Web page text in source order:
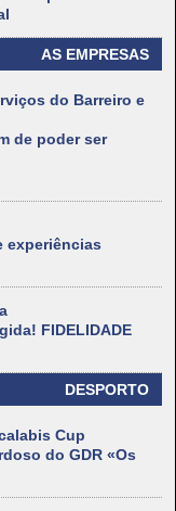
AS EMPRESAS
do Barreiro e
de poder ser
experiências
FIDELIDADE
DESPORTO
Cup
do GDR «Os